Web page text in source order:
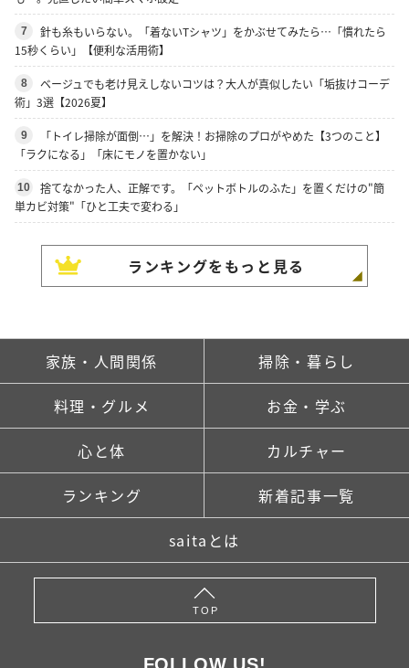
7
針も糸もいらない。「着ないTシャツ」をかぶせてみたら…「慣れたら
15秒くらい」【便利な活用術】
8
ベージュでも老け見えしないコツは？大人が真似したい「垢抜けコーデ
術」3選【2026夏】
9
「トイレ掃除が面倒…」を解決！お掃除のプロがやめた【3つのこと】
「ラクになる」「床にモノを置かない」
10
捨てなかった人、正解です。「ペットボトルのふた」を置くだけの"簡
単カビ対策"「ひと工夫で変わる」
ランキングをもっと見る
家族・人間関係 掃除・暮らし
料理・グルメ お金・学ぶ
心と体 カルチャー
ランキング 新着記事一覧
saitaとは
TOP